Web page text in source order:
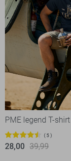
PME legend T-shirt
5
28,00 39,99